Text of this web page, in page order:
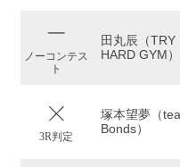
ノーコンテス
ト
田丸辰（TRY
HARD GYM）
3R判定
塚本望夢（
Bonds）